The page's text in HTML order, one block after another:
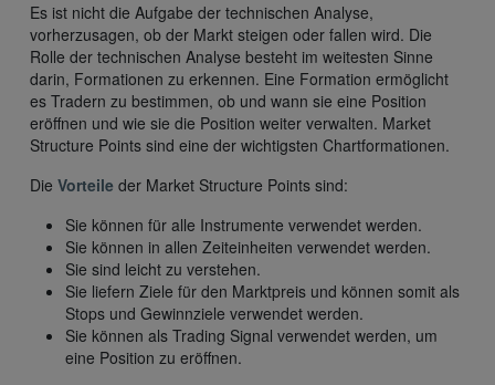
Es ist nicht die Aufgabe der technischen Analyse,
vorherzusagen, ob der Markt steigen oder fallen wird. Die
Rolle der technischen Analyse besteht im weitesten Sinne
darin, Formationen zu erkennen. Eine Formation ermöglicht
es Tradern zu bestimmen, ob und wann sie eine Position
eröffnen und wie sie die Position weiter verwalten. Market
Structure Points sind eine der wichtigsten Chartformationen.
Die Vorteile der Market Structure Points sind:
Sie können für alle Instrumente verwendet werden.
Sie können in allen Zeiteinheiten verwendet werden.
Sie sind leicht zu verstehen.
Sie liefern Ziele für den Marktpreis und können somit als
Stops und Gewinnziele verwendet werden.
Sie können als Trading Signal verwendet werden, um
eine Position zu eröffnen.